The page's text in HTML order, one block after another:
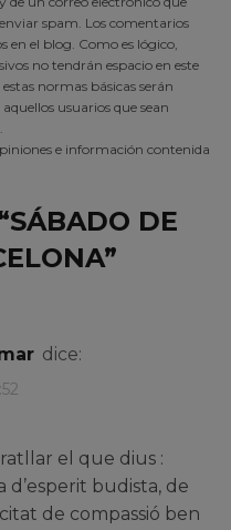
spam. Los comentarios
en el blog. Como es lógico,
no tendrán espacio en este
normas básicas serán
usuarios que sean
e información contenida
SÁBADO DE
”
dice:
el que dius :
d’esperit budista, de
de compassió ben